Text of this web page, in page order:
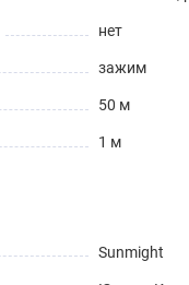
нет
зажим
50 м
1 м
Sunmight